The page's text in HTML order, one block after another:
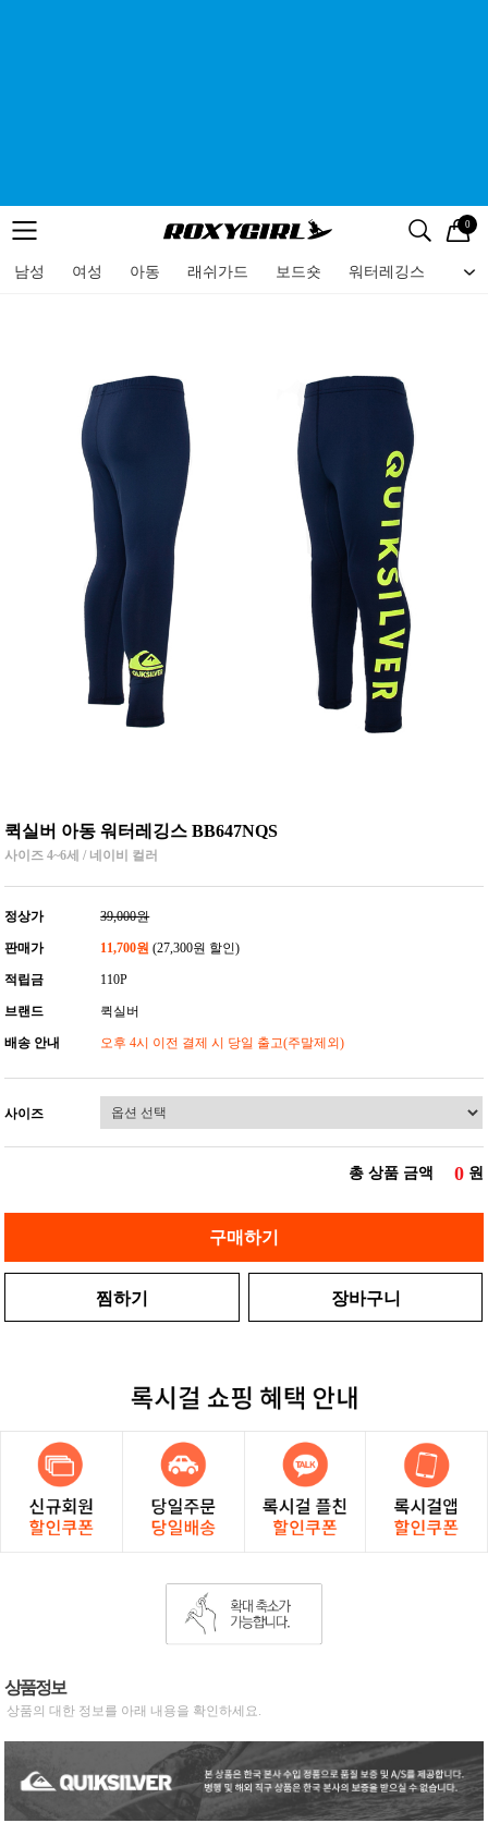
메뉴 검색
로고 0
남성 여성 아동 래쉬가드 보드숏 워터레깅스 비
메뉴
퀵실버 아동 워터레깅스 BB647NQS
사이즈 4~6세 / 네이비 컬러
정상가 39,000원
판매가 11,700원 (27,300원 할인)
적립금 110P
브랜드 퀵실버
배송 안내 오후 4시 이전 결제 시 당일 출고(주말제외)
사이즈
총 상품 금액 0 원
구매하기
찜하기 장바구니
상품정보
상품의 대한 정보를 아래 내용을 확인하세요.